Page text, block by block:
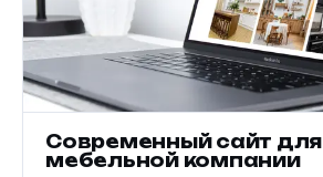
Современный сайт для
мебельной компании